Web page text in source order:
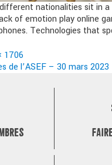
nationalities sit in
of emotion play online
Technologies that
1706
de l’ASEF – 30 mars 2023